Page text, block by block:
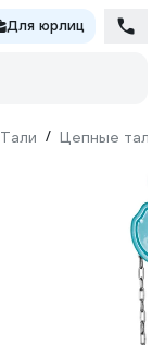
Для юрлиц
Тали / Цепные тали